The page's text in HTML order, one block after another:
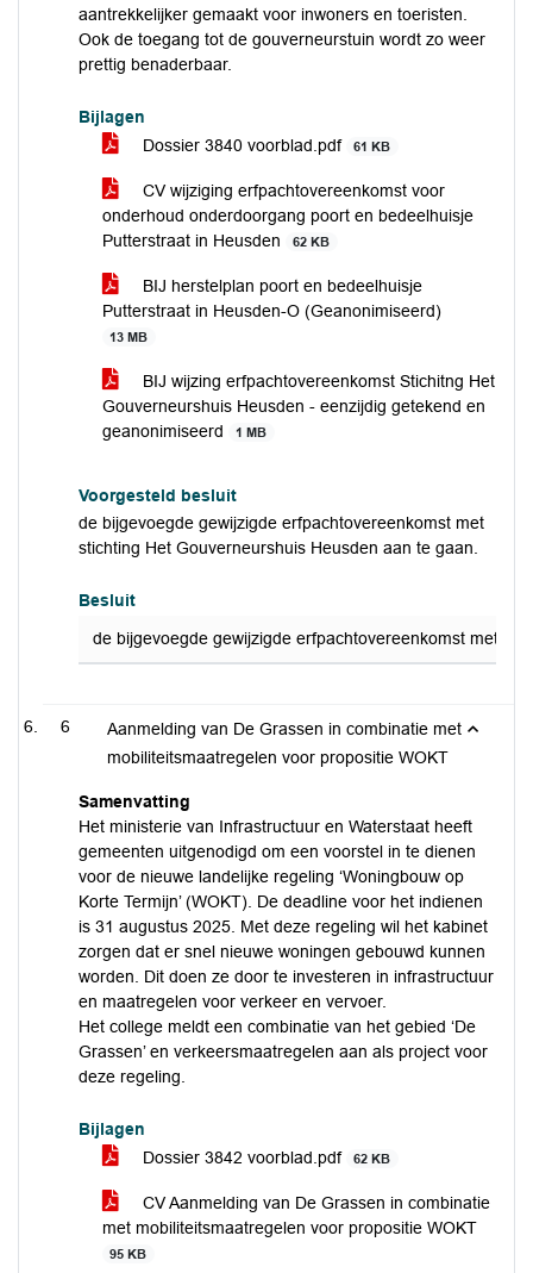
aantrekkelijker gemaakt voor inwoners en toeristen.
Ook de toegang tot de gouverneurstuin wordt zo weer
prettig benaderbaar.
Bijlagen
Dossier 3840 voorblad.pdf
61 KB
CV wijziging erfpachtovereenkomst voor
onderhoud onderdoorgang poort en bedeelhuisje
Putterstraat in Heusden
62 KB
BIJ herstelplan poort en bedeelhuisje
Putterstraat in Heusden-O (Geanonimiseerd)
13 MB
BIJ wijzing erfpachtovereenkomst Stichitng Het
Gouverneurshuis Heusden - eenzijdig getekend en
geanonimiseerd
1 MB
Voorgesteld besluit
de bijgevoegde gewijzigde erfpachtovereenkomst met
stichting Het Gouverneurshuis Heusden aan te gaan.
Besluit
de bijgevoegde gewijzigde erfpachtovereenkomst met
6
Aanmelding van De Grassen in combinatie met
mobiliteitsmaatregelen voor propositie WOKT
Samenvatting
Het ministerie van Infrastructuur en Waterstaat heeft
gemeenten uitgenodigd om een voorstel in te dienen
voor de nieuwe landelijke regeling ‘Woningbouw op
Korte Termijn’ (WOKT). De deadline voor het indienen
is 31 augustus 2025. Met deze regeling wil het kabinet
zorgen dat er snel nieuwe woningen gebouwd kunnen
worden. Dit doen ze door te investeren in infrastructuur
en maatregelen voor verkeer en vervoer.
Het college meldt een combinatie van het gebied ‘De
Grassen’ en verkeersmaatregelen aan als project voor
deze regeling.
Bijlagen
Dossier 3842 voorblad.pdf
62 KB
CV Aanmelding van De Grassen in combinatie
met mobiliteitsmaatregelen voor propositie WOKT
95 KB